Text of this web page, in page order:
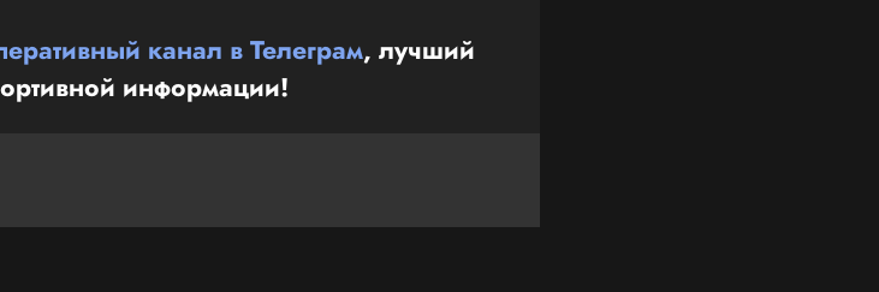
канал в Телеграм, лучший
информации!